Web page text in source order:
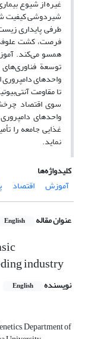
غیره از شیوع
شیردوشی کیفیت
طرفی پایداری
فرصت، کشت
همسو می‌کند.
توسعة
واحدهای
تا مقاومت
‌سوی اقتصاد
واحدهای
غذایی جامعه را
نماید.
کلیدواژه‌ها
آموزش
اقتصاد
عنوان مقاله English
industry
نویسنده English
Department of